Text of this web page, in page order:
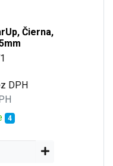
Čierna,
DPH
4